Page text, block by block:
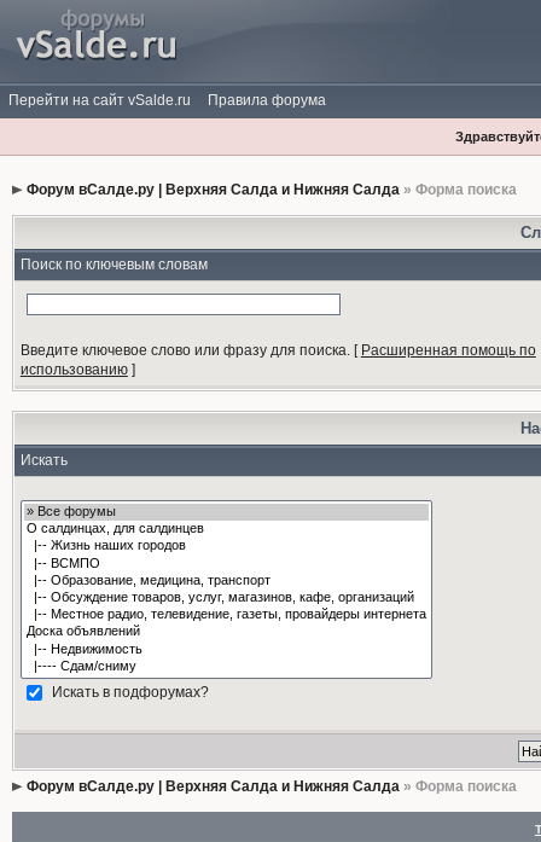
Перейти на сайт vSalde.ru Правила форума
Форум вСалде.ру | Верхняя Салда и Нижняя Салда» Форма поиска
Поиск по ключевым словам
Введите ключевое слово или фразу для поиска.[ Расширенная помощь по
использованию]
Искать
Искать в подфорумах?
Форум вСалде.ру | Верхняя Салда и Нижняя Салда» Форма поиска